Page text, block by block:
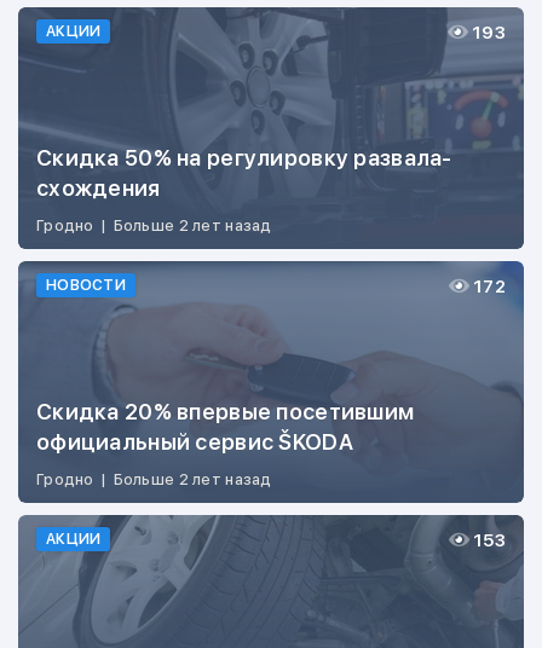
АКЦИИ
Скидка 50% на регулировку развала-
схождения
Гродно | Больше 2 лет назад
193
НОВОСТИ
Скидка 20% впервые посетившим
официальный сервис ŠKODA
Гродно | Больше 2 лет назад
172
АКЦИИ 153